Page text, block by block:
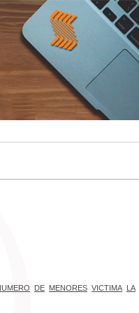
DE MENORES VICTIMA LA